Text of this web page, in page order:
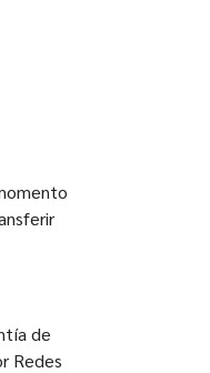
de
Redes